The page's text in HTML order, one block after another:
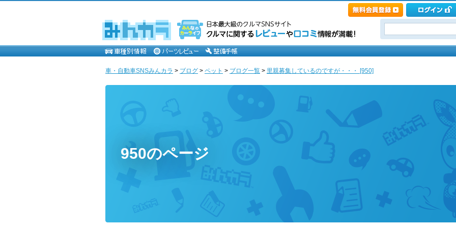
車・自動車SNSみんカラ > ブログ > ペット > ブログ一覧 > 里親募集しているのですが・・・ [950]
950のページ